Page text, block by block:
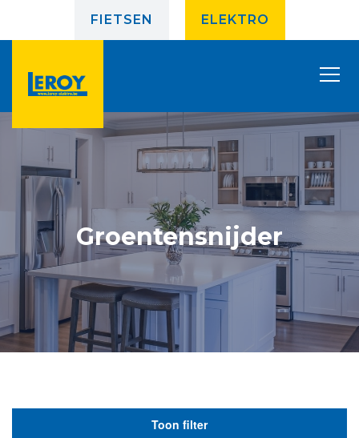
FIETSEN ELEKTRO
Groentensnijder
Toon filter